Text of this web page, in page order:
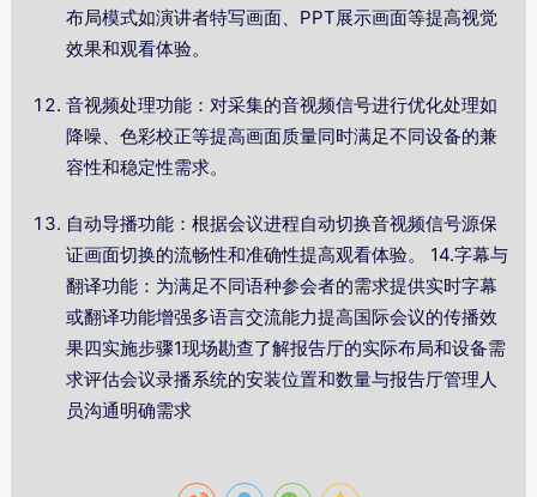
布局模式如演讲者特写画面、PPT展示画面等提高视觉
效果和观看体验。
音视频处理功能：对采集的音视频信号进行优化处理如
降噪、色彩校正等提高画面质量同时满足不同设备的兼
容性和稳定性需求。
自动导播功能：根据会议进程自动切换音视频信号源保
证画面切换的流畅性和准确性提高观看体验。 14.字幕与
翻译功能：为满足不同语种参会者的需求提供实时字幕
或翻译功能增强多语言交流能力提高国际会议的传播效
果四实施步骤1现场勘查了解报告厅的实际布局和设备需
求评估会议录播系统的安装位置和数量与报告厅管理人
员沟通明确需求